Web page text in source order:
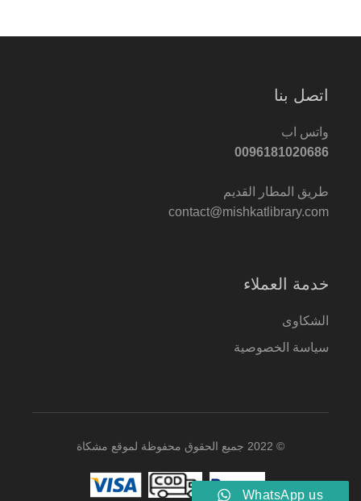
اتصل بنا
واتس اب
0096181020686
طريق المطار القديم
contact@mishkatlibrary.com
خدمة العملاء
الشكاوى
سياسة الخصوصية
© 2022 جميع الحقوق محفوظة لموقع مشكاة
WhatsApp us